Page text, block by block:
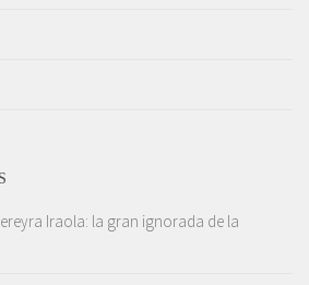
Iraola: la gran ignorada de la